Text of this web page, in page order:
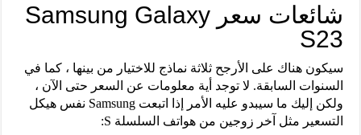
شائعات سعر Samsung Galaxy
S23
سيكون هناك على الأرجح ثلاثة نماذج للاختيار من بينها ، كما في
السنوات السابقة. لا توجد أية معلومات عن السعر حتى الآن ،
ولكن إليك ما سيبدو عليه الأمر إذا اتبعت Samsung نفس هيكل
التسعير مثل آخر زوجين من هواتف السلسلة S: